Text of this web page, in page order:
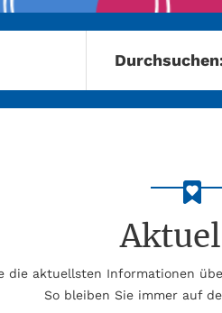
die aktuellsten Informationen
So bleiben Sie immer auf